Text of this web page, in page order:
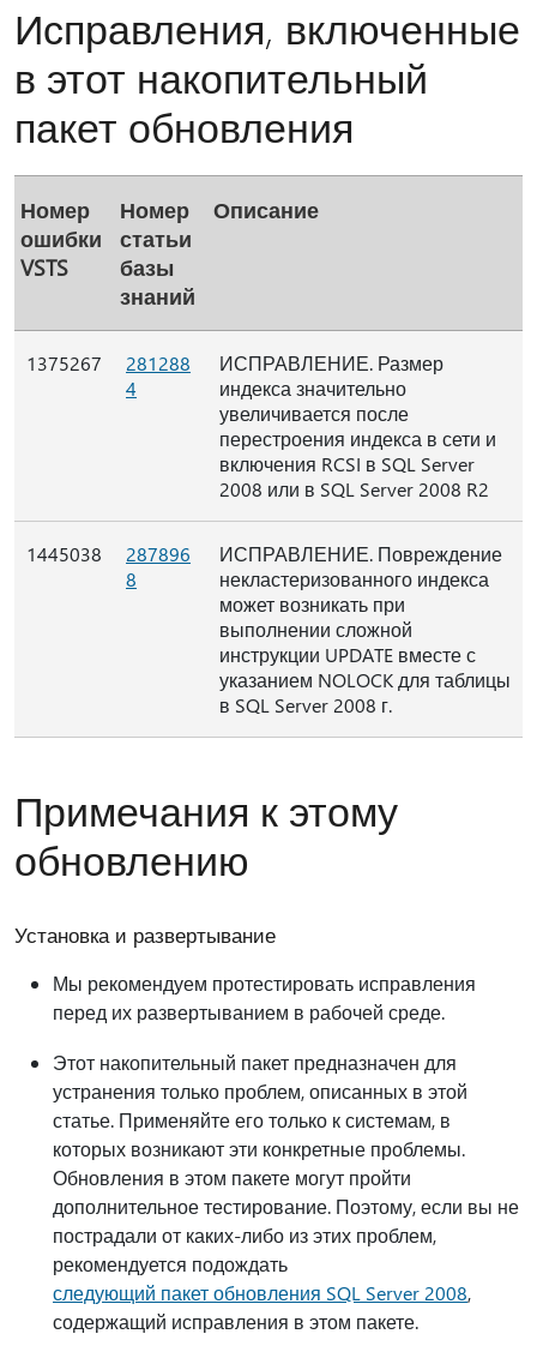
Исправления, включенные
в этот накопительный
пакет обновления
Номер
ошибки
VSTS
Номер
статьи
базы
знаний
Описание
1375267
281288
4
ИСПРАВЛЕНИЕ. Размер
индекса значительно
увеличивается после
перестроения индекса в сети и
включения RCSI в SQL Server
2008 или в SQL Server 2008 R2
1445038
287896
8
ИСПРАВЛЕНИЕ. Повреждение
некластеризованного индекса
может возникать при
выполнении сложной
инструкции UPDATE вместе с
указанием NOLOCK для таблицы
в SQL Server 2008 г.
Примечания к этому
обновлению
Установка и развертывание
Мы рекомендуем протестировать исправления
перед их развертыванием в рабочей среде.
Этот накопительный пакет предназначен для
устранения только проблем, описанных в этой
статье. Применяйте его только к системам, в
которых возникают эти конкретные проблемы.
Обновления в этом пакете могут пройти
дополнительное тестирование. Поэтому, если вы не
пострадали от каких-либо из этих проблем,
рекомендуется подождать
следующий пакет обновления SQL Server 2008,
содержащий исправления в этом пакете.